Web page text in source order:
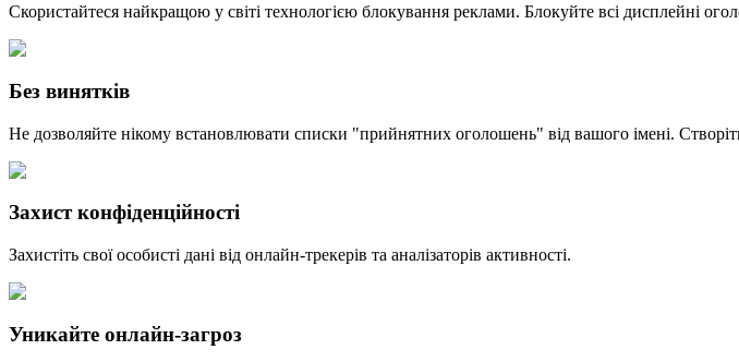
Скористайтеся найкращою у світі технологією блокування реклами. Блокуйте всі дисплейні
Без винятків
Не дозволяйте нікому встановлювати списки "прийнятних оголошень" від вашого імені.
Захист конфіденційності
Захистіть свої особисті дані від онлайн-трекерів та аналізаторів активності.
Уникайте онлайн-загроз